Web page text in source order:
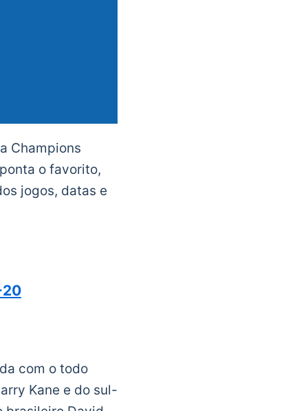
Champions
o favorito,
jogos, datas e
20
com o todo
Kane e do sul-